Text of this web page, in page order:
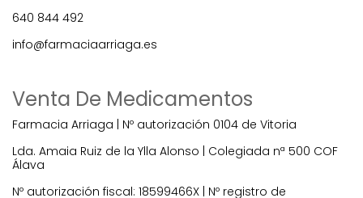
640 844 492
info@farmaciaarriaga.es
Venta De Medicamentos
Farmacia Arriaga | Nº autorización 0104 de Vitoria
Lda. Amaia Ruiz de la Ylla Alonso | Colegiada nª 500 COF
Álava
Nº autorización fiscal: 18599466X | Nº registro de